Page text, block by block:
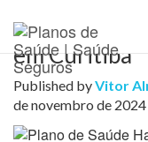
Plano de
em Curitiba
Published byVitor
de novembro de 2024